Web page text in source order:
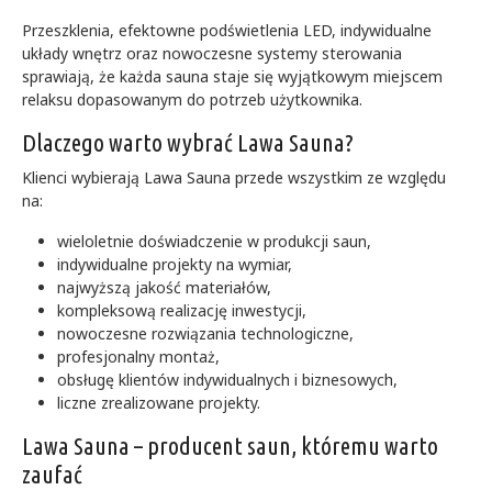
Przeszklenia, efektowne podświetlenia LED, indywidualne
układy wnętrz oraz nowoczesne systemy sterowania
sprawiają, że każda sauna staje się wyjątkowym miejscem
relaksu dopasowanym do potrzeb użytkownika.
Dlaczego warto wybrać Lawa Sauna?
Klienci wybierają Lawa Sauna przede wszystkim ze względu
na:
wieloletnie doświadczenie w produkcji saun,
indywidualne projekty na wymiar,
najwyższą jakość materiałów,
kompleksową realizację inwestycji,
nowoczesne rozwiązania technologiczne,
profesjonalny montaż,
obsługę klientów indywidualnych i biznesowych,
liczne zrealizowane projekty.
Lawa Sauna – producent saun, któremu warto
zaufać